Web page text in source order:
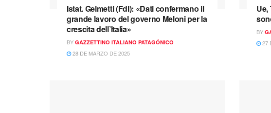
Istat. Gelmetti (FdI): «Dati confermano il
grande lavoro del governo Meloni per la
crescita dell’Italia»
BY GAZZETTINO ITALIANO PATAGÓNICO
28 DE MARZO DE 2025
Ue,
BY
27